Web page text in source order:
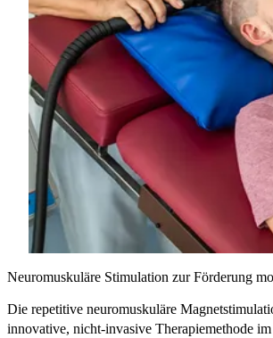
Neuromuskuläre Stimulation zur Förderung
Die repetitive neuromuskuläre
innovative, nicht-invasive Therapiemethode